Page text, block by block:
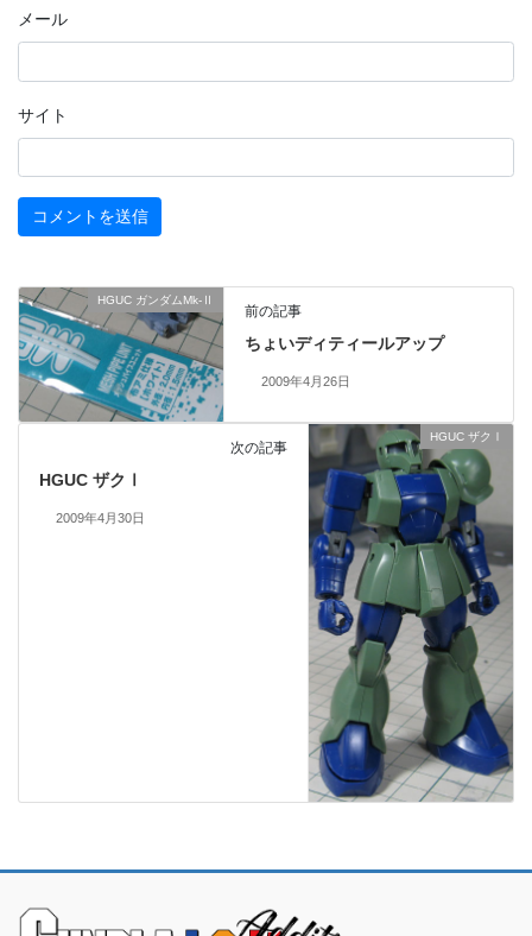
メール
サイト
HGUC ガンダムMk-Ⅱ
前の記事
ちょいディティールアップ
2009年4月26日
HGUC ザクⅠ
次の記事
HGUC ザクⅠ
2009年4月30日